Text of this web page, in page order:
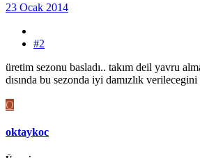
23 Ocak 2014
#2
üretim sezonu basladı.. takım deil yavru
dısında bu sezonda iyi damızlık
O
oktaykoc